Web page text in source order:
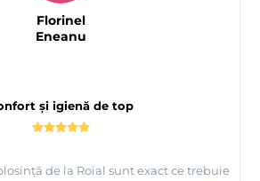
și igienă de top
de la Roial sunt exact ce trebuie
Florinel
Eneanu